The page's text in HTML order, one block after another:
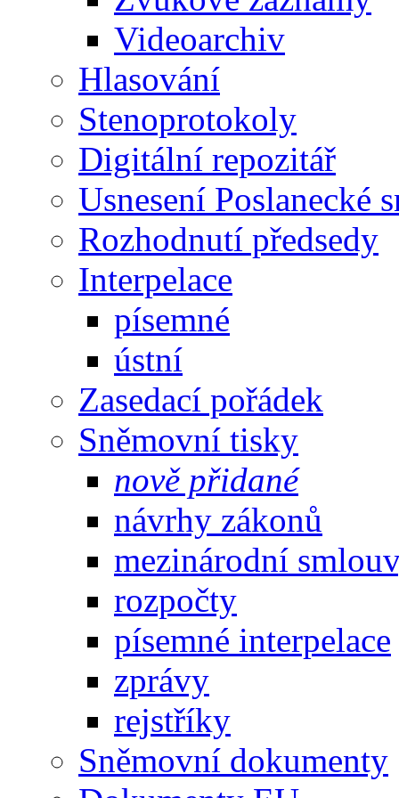
Videoarchiv
Hlasování
Stenoprotokoly
Digitální repozitář
Usnesení Poslanecké
Rozhodnutí předsedy
Interpelace
písemné
ústní
Zasedací pořádek
Sněmovní tisky
nově přidané
návrhy zákonů
mezinárodní
rozpočty
písemné interpelace
zprávy
rejstříky
Sněmovní dokumenty